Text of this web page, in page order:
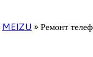
MEIZU »Ремонт